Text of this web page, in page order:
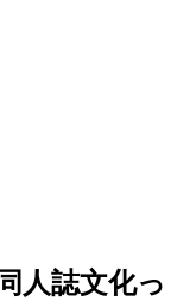
人誌文化っ